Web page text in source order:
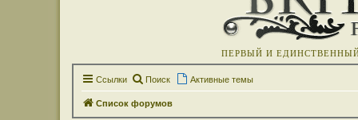
ПЕРВЫЙ И
Ссылки Поиск Активные темы
Список форумов